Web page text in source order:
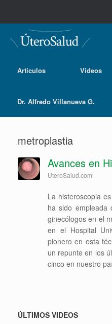
Artículos Videos
Dr. Alfredo Villanueva G.
metroplastia
Avances en
UteroSalud.com
La histeroscopia
ha sido empleada
ginecólogos en el
en el Hospital
pionero en esta
un repunte en los
cinco en nuestro
ÚLTIMOS VIDEOS